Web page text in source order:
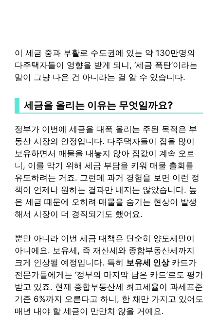
이 세금 중과 부활로 수도권에 있는 약 130만명의
다주택자들이 영향을 받게 되니, ‘세금 폭탄’이라는
말이 그냥 나온 건 아니라는 걸 알 수 있습니다.
세금을 올리는 이유는 무엇일까요?
정부가 이번에 세금을 대폭 올리는 주된 목적은 부
동산 시장의 안정입니다. 다주택자들이 집을 많이
보유하면서 매물을 내놓지 않아 집값이 계속 오르
니, 이를 막기 위해 세금 부담을 키워 매물 출회를
유도하려는 거죠. 그런데 과거 경험을 보면 이런 정
책이 언제나 원하는 결과만 내지는 않았습니다. 높
은 세금 때문에 오히려 매물을 숨기는 현상이 발생
해서 시장이 더 경직되기도 했어요.
뿐만 아니라 이번 세금 대책은 단순히 양도세만이
아니에요. 보유세, 즉 재산세와 종합부동산세까지
크게 인상될 예정입니다. 특히 보유세 인상카드가
전문가들에게는 ‘정부의 마지막 남은 카드’로도 평가
받고 있죠. 현재 종합부동산세 최고세율이 과세표준
기준 6%까지 오른다고 하니, 한 채만 가지고 있어도
매년 내야 할 세금이 만만치 않을 거예요.